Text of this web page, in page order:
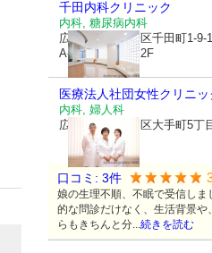
千田内科クリニック
内科, 糖尿病内科
広島県広島市中区千田町1-9-1
A-スカイコート2F
医療法人社団女性クリニ
内科, 婦人科
広島県広島市中区大手町5丁
口コミ: 3件
娘の生理不順、不眠で受信し
的な問診だけなく、生活背景
らもきちんと分...続きを読む